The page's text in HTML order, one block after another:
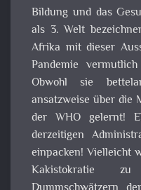
Bildung und das
als 3. Welt
Afrika mit dieser
Pandemie
Obwohl sie
ansatzweise über die
der WHO gelernt!
derzeitigen
einpacken! Vielleicht
Kakistokratie